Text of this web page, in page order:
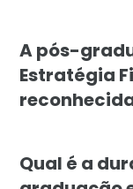
A pós-
Estratégia
Qual é a